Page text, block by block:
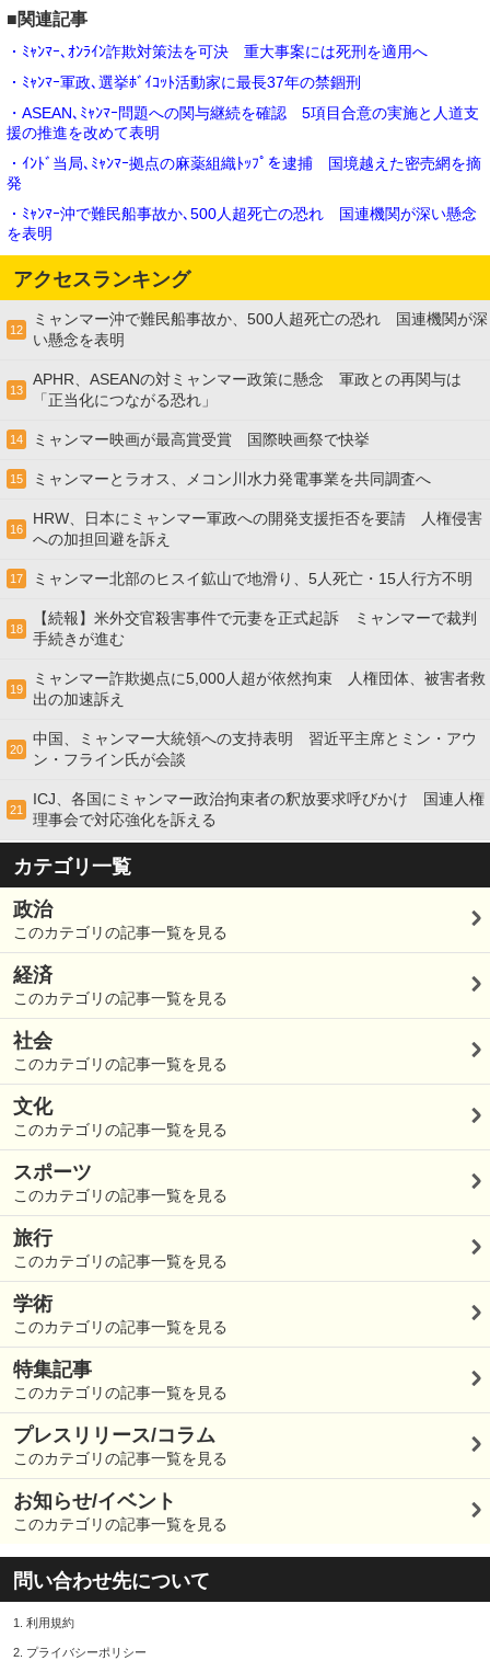
■関連記事
・ﾐｬﾝﾏｰ､ｵﾝﾗｲﾝ詐欺対策法を可決 重大事案には死刑を適用へ
・ﾐｬﾝﾏｰ軍政､選挙ﾎﾞｲｺｯﾄ活動家に最長37年の禁錮刑
・ASEAN､ﾐｬﾝﾏｰ問題への関与継続を確認 5項目合意の実施と人道支
援の推進を改めて表明
・ｲﾝﾄﾞ当局､ﾐｬﾝﾏｰ拠点の麻薬組織ﾄｯﾌﾟを逮捕 国境越えた密売網を摘
発
・ﾐｬﾝﾏｰ沖で難民船事故か､500人超死亡の恐れ 国連機関が深い懸念
を表明
アクセスランキング
12
ミャンマー沖で難民船事故か、500人超死亡の恐れ 国連機関が深
い懸念を表明
13
APHR、ASEANの対ミャンマー政策に懸念 軍政との再関与は
「正当化につながる恐れ」
14 ミャンマー映画が最高賞受賞 国際映画祭で快挙
15 ミャンマーとラオス、メコン川水力発電事業を共同調査へ
16
HRW、日本にミャンマー軍政への開発支援拒否を要請 人権侵害
への加担回避を訴え
17 ミャンマー北部のヒスイ鉱山で地滑り、5人死亡・15人行方不明
18
【続報】米外交官殺害事件で元妻を正式起訴 ミャンマーで裁判
手続きが進む
19
ミャンマー詐欺拠点に5,000人超が依然拘束 人権団体、被害者救
出の加速訴え
20
中国、ミャンマー大統領への支持表明 習近平主席とミン・アウ
ン・フライン氏が会談
21
ICJ、各国にミャンマー政治拘束者の釈放要求呼びかけ 国連人権
理事会で対応強化を訴える
カテゴリ一覧
政治
このカテゴリの記事一覧を見る
経済
このカテゴリの記事一覧を見る
社会
このカテゴリの記事一覧を見る
文化
このカテゴリの記事一覧を見る
スポーツ
このカテゴリの記事一覧を見る
旅行
このカテゴリの記事一覧を見る
学術
このカテゴリの記事一覧を見る
特集記事
このカテゴリの記事一覧を見る
プレスリリース/コラム
このカテゴリの記事一覧を見る
お知らせ/イベント
このカテゴリの記事一覧を見る
問い合わせ先について
1. 利用規約
2. プライバシーポリシー